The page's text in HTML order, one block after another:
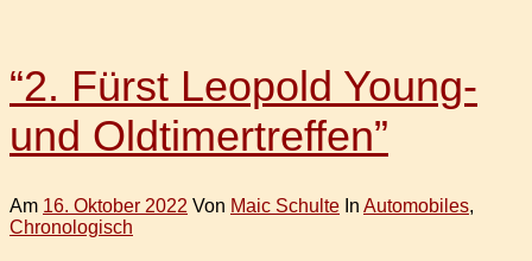
“2. Fürst Leopold Young-
und Oldtimertreffen”
Am 16. Oktober 2022 Von Maic Schulte In Automobiles,
Chronologisch